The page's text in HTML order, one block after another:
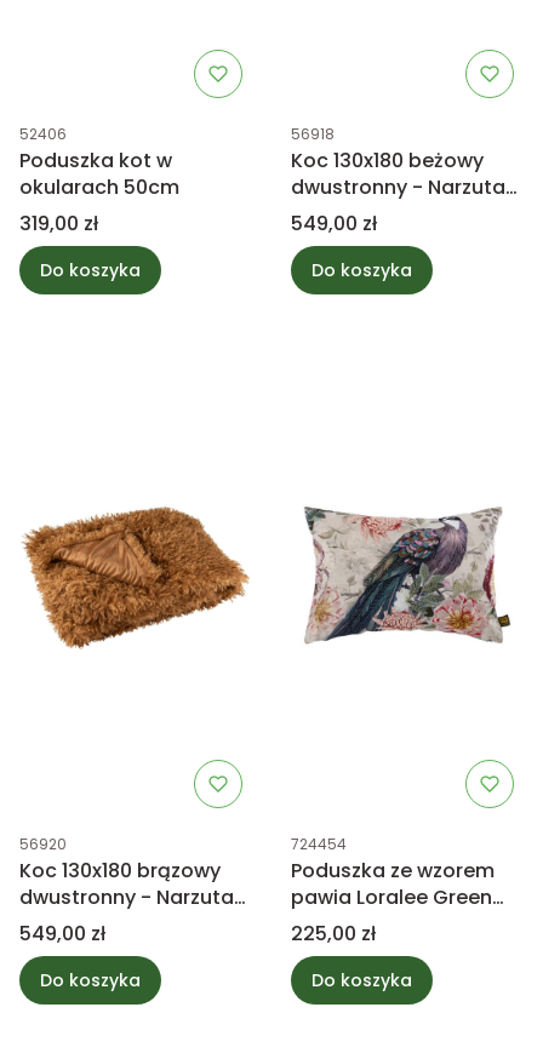
Kod produktu
52406
Poduszka kot w
okularach 50cm
Cena
319,00 zł
Do koszyka
Kod produktu
56918
Koc 130x180 beżowy
dwustronny - Narzuta
na łóżko, futrzak
Cena
549,00 zł
Do koszyka
Kod produktu
56920
Koc 130x180 brązowy
dwustronny - Narzuta
na łóżko, futrzak
Cena
549,00 zł
Do koszyka
Kod produktu
724454
Poduszka ze wzorem
pawia Loralee Green
PTMD
Cena
225,00 zł
Do koszyka